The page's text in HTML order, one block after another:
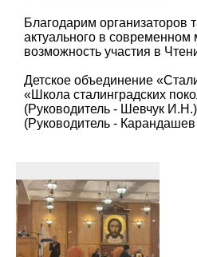
Благодарим организаторов
актуального в
возможность участия в
Детское объединение
«Школа сталинградских
(Руководитель - Шевчук И.Н.)
(Руководитель - Карандашев